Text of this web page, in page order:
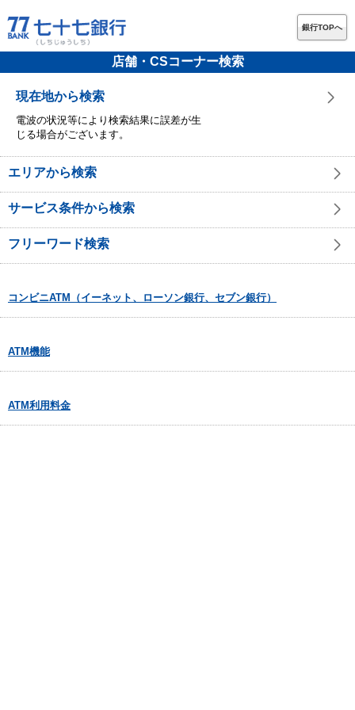
銀行TOPへ
店舗・CSコーナー検索
現在地から検索
電波の状況等により検索結果に誤差が生
じる場合がございます。
エリアから検索
サービス条件から検索
フリーワード検索
コンビニATM（イーネット、ローソン銀行、セブン銀行）
ATM機能
ATM利用料金